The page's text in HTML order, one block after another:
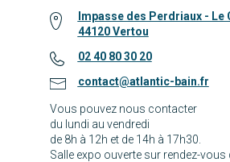
Impasse des Perdriaux - Le
44120 Vertou
02 40 80 30 20
contact@atlantic-bain.fr
Vous pouvez nous contacter
du lundi au vendredi
de 8h à 12h et de 14h à 17h30.
Salle expo ouverte sur rendez-vous